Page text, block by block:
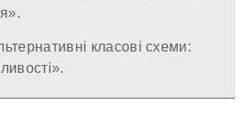
класові схеми: